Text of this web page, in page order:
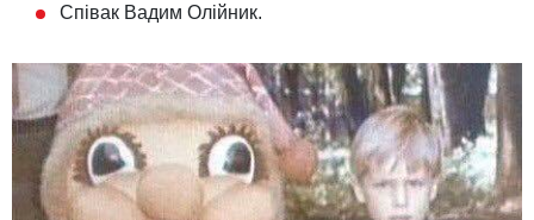
Співак Вадим Олійник.